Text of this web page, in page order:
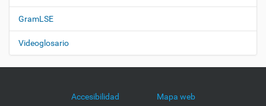
GramLSE
Videoglosario
Accesibilidad Mapa web